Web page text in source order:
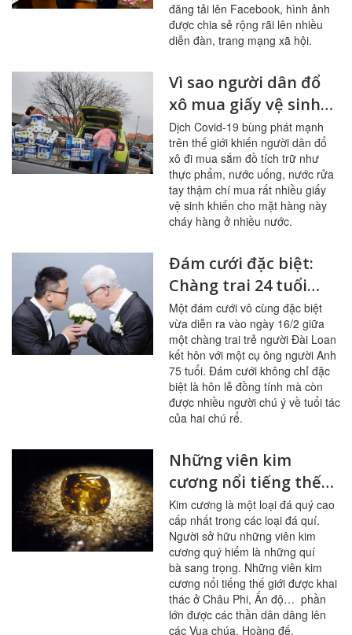
đồng
đăng tải lên Facebook, hình ảnh
được chia sẻ rộng rãi lên nhiều
diễn đàn, trang mạng xã hội.
Vì sao người dân đổ
xô mua giấy vệ sinh
trong đợt dịch Covid-
19
Dịch Covid-19 bùng phát mạnh
trên thế giới khiến người dân đổ
xô đi mua sắm đồ tích trữ như
thực phẩm, nước uống, nước rửa
tay thậm chí mua rất nhiều giấy
vệ sinh khiến cho mặt hàng này
cháy hàng ở nhiều nước.
Đám cưới đặc biệt:
Chàng trai 24 tuổi
hạnh phúc kết hôn
với cụ ông người Anh
75 tuổi
Một đám cưới vô cùng đặc biệt
vừa diễn ra vào ngày 16/2 giữa
một chàng trai trẻ người Đài Loan
kết hôn với một cụ ông người Anh
75 tuổi. Đám cưới không chỉ đặc
biệt là hôn lễ đồng tính mà còn
được nhiều người chú ý về tuổi tác
của hai chú rể.
Những viên kim
cương nổi tiếng thế
giới
Kim cương là một loại đá quý cao
cấp nhất trong các loại đá quí.
Người sở hữu những viên kim
cương quý hiếm là những quí
bà sang trọng. Những viên kim
cương nổi tiếng thế giới được khai
thác ở Châu Phi, Ấn độ… phần
lớn được các thần dân dâng lên
các Vua chúa, Hoàng đế.